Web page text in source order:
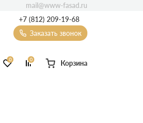
+7 (812) 209-19-68
Заказать звонок
сайдинг
0 0 Корзина
mail@www-fasad.ru